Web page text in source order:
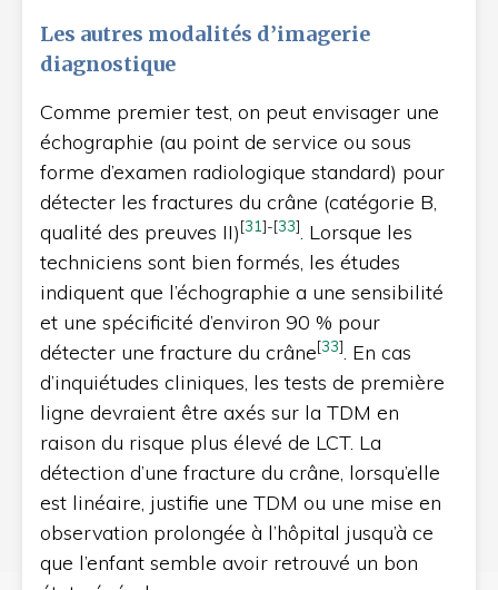
Les autres modalités d’imagerie
diagnostique
Comme premier test, on peut envisager une
échographie (au point de service ou sous
forme d’examen radiologique standard) pour
détecter les fractures du crâne (catégorie B,
qualité des preuves II)[31]-[33] . Lorsque les
techniciens sont bien formés, les études
indiquent que l’échographie a une sensibilité
et une spécificité d’environ 90 % pour
détecter une fracture du crâne[33] . En cas
d’inquiétudes cliniques, les tests de première
ligne devraient être axés sur la TDM en
raison du risque plus élevé de LCT. La
détection d’une fracture du crâne, lorsqu’elle
est linéaire, justifie une TDM ou une mise en
observation prolongée à l’hôpital jusqu’à ce
que l’enfant semble avoir retrouvé un bon